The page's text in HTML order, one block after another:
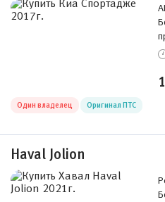
Haval Jolion